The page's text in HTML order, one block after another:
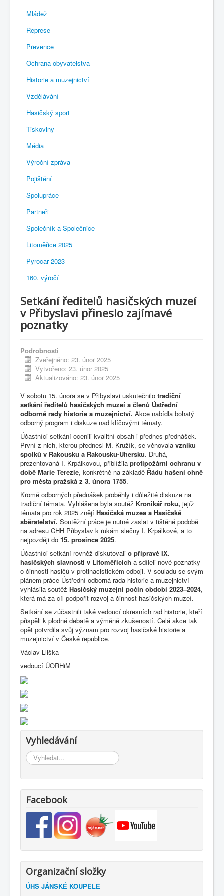
Mládež
Represe
Prevence
Ochrana obyvatelstva
Historie a muzejnictví
Vzdělávání
Hasičský sport
Tiskoviny
Média
Výroční zpráva
Pojištění
Spolupráce
Partneři
Společník a Společnice
Litoměřice 2025
Pyrocar 2023
160. výročí
Setkání ředitelů hasičských muzeí
v Přibyslavi přineslo zajímavé
poznatky
Podrobnosti
Zveřejněno: 23. únor 2025
Vytvořeno: 23. únor 2025
Aktualizováno: 23. únor 2025
V sobotu 15. února se v Přibyslavi uskutečnilo tradiční
setkání ředitelů hasičských muzeí a členů Ústřední
odborné rady historie a muzejnictví. Akce nabídla bohatý
odborný program i diskuze nad klíčovými tématy.
Účastníci setkání ocenili kvalitní obsah i přednes přednášek.
První z nich, kterou přednesl M. Kružík, se věnovala vzniku
spolků v Rakousku a Rakousku-Uhersku. Druhá,
prezentovaná I. Krpálkovou, přiblížila protipožární ochranu v
době Marie Terezie, konkrétně na základě Řádu hašení ohně
pro města pražská z 3. února 1755.
Kromě odborných přednášek proběhly i důležité diskuze na
tradiční témata. Vyhlášena byla soutěž Kronikář roku, jejíž
témata pro rok 2025 znějí Hasičská muzea a Hasičské
sběratelství. Soutěžní práce je nutné zaslat v tištěné podobě
na adresu CHH Přibyslav k rukám slečny I. Krpálkové, a to
nejpozději do 15. prosince 2025.
Účastníci setkání rovněž diskutovali o přípravě IX.
hasičských slavností v Litoměřicích a sdíleli nové poznatky
o činnosti hasičů v protinacistickém odboji. V souladu se svým
plánem práce Ústřední odborná rada historie a muzejnictví
vyhlásila soutěž Hasičský muzejní počin období 2023–2024,
která má za cíl podpořit rozvoj a činnost hasičských muzeí.
Setkání se zúčastnili také vedoucí okresních rad historie, kteří
přispěli k plodné debatě a výměně zkušeností. Celá akce tak
opět potvrdila svůj význam pro rozvoj hasičské historie a
muzejnictví v České republice.
Václav Lliška
vedoucí ÚORHiM
Vyhledávání
Vyhledávání...
Facebook
Organizační složky
ÚHŠ JÁNSKÉ KOUPELE